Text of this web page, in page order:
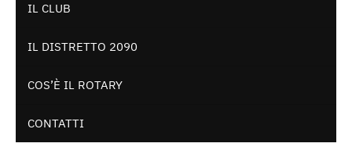
IL CLUB
IL DISTRETTO 2090
COS’È IL ROTARY
CONTATTI